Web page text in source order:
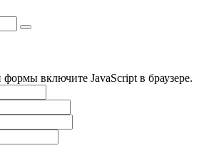
включите JavaScript в браузере.